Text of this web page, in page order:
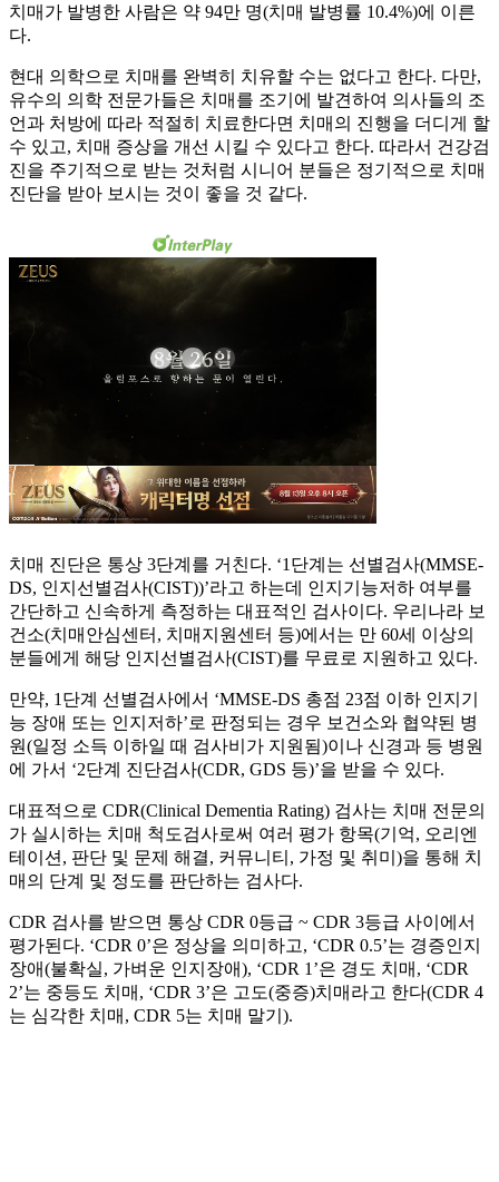
치매가 발병한 사람은 약 94만 명(치매 발병률 10.4%)에 이른
다.
현대 의학으로 치매를 완벽히 치유할 수는 없다고 한다. 다만,
유수의 의학 전문가들은 치매를 조기에 발견하여 의사들의 조
언과 처방에 따라 적절히 치료한다면 치매의 진행을 더디게 할
수 있고, 치매 증상을 개선 시킬 수 있다고 한다. 따라서 건강검
진을 주기적으로 받는 것처럼 시니어 분들은 정기적으로 치매
진단을 받아 보시는 것이 좋을 것 같다.
치매 진단은 통상 3단계를 거친다. ‘1단계는 선별검사(MMSE-
DS, 인지선별검사(CIST))’라고 하는데 인지기능저하 여부를
간단하고 신속하게 측정하는 대표적인 검사이다. 우리나라 보
건소(치매안심센터, 치매지원센터 등)에서는 만 60세 이상의
분들에게 해당 인지선별검사(CIST)를 무료로 지원하고 있다.
만약, 1단계 선별검사에서 ‘MMSE-DS 총점 23점 이하 인지기
능 장애 또는 인지저하’로 판정되는 경우 보건소와 협약된 병
원(일정 소득 이하일 때 검사비가 지원됨)이나 신경과 등 병원
에 가서 ‘2단계 진단검사(CDR, GDS 등)’을 받을 수 있다.
대표적으로 CDR(Clinical Dementia Rating) 검사는 치매 전문의
가 실시하는 치매 척도검사로써 여러 평가 항목(기억, 오리엔
테이션, 판단 및 문제 해결, 커뮤니티, 가정 및 취미)을 통해 치
매의 단계 및 정도를 판단하는 검사다.
CDR 검사를 받으면 통상 CDR 0등급 ~ CDR 3등급 사이에서
평가된다. ‘CDR 0’은 정상을 의미하고, ‘CDR 0.5’는 경증인지
장애(불확실, 가벼운 인지장애), ‘CDR 1’은 경도 치매, ‘CDR
2’는 중등도 치매, ‘CDR 3’은 고도(중증)치매라고 한다(CDR 4
는 심각한 치매, CDR 5는 치매 말기).